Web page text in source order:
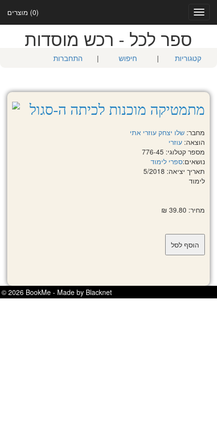
(0) מוצרים
Toggle
navigation
ספר לכל - רכש מוסדות
קטגוריות | חיפוש | התחברות
מתמטיקה מוכנות לכיתה ה-סגול
מחבר: שלו יצחק עוזרי אתי
הוצאה: עוזרי
מספר קטלוגי: 776-45
נושאים:ספרי לימוד
תאריך יציאה: 5/2018
לימוד
מחיר: 39.80 ₪
© 2026 BookMe - Made by Blacknet